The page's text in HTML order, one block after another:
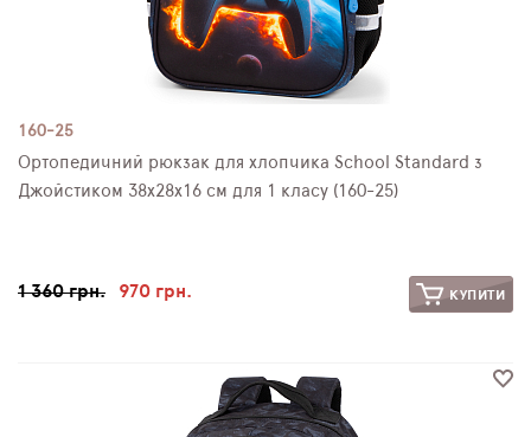
160-25
Ортопедичний рюкзак для хлопчика School Standard з
Джойстиком 38х28х16 см для 1 класу (160-25)
1 360 грн. 970 грн. КУПИТИ